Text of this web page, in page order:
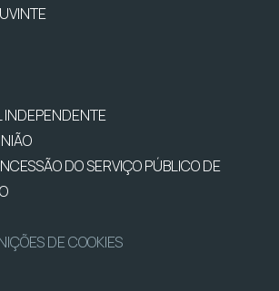
INDEPENDENTE
DO SERVIÇO PÚBLICO DE
DE COOKIES